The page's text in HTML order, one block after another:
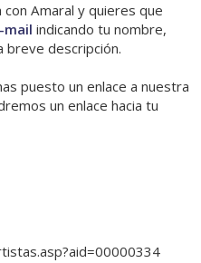
con Amaral y quieres que
mail indicando tu nombre,
breve descripción.
puesto un enlace a nuestra
un enlace hacia tu